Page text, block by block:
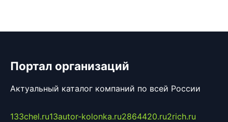
Портал организаций
Актуальный каталог компаний по всей России
133chel.ru13autor-kolonka.ru2864420.ru2rich.ru